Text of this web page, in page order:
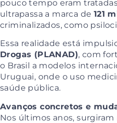
pouco tempo eram
ultrapassa a marca de 121
criminalizados, como
Essa realidade está
Drogas (PLANAD), com
o Brasil a modelos
Uruguai, onde o uso
saúde pública.
Avanços concretos e
Nos últimos anos,